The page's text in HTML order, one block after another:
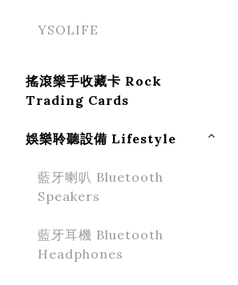
YSOLIFE
搖滾樂手收藏卡 Rock
Trading Cards
娛樂聆聽設備 Lifestyle
藍牙喇叭 Bluetooth
Speakers
藍牙耳機 Bluetooth
Headphones